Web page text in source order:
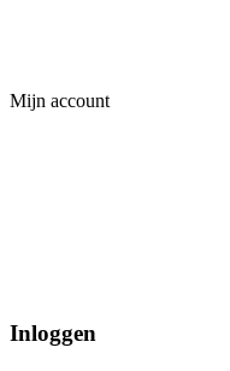
Mijn account
Inloggen